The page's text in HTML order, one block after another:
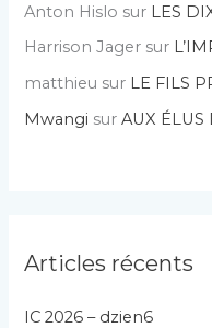
Anton Hislo sur LES
Harrison Jager sur
matthieu sur LE FILS
Mwangi surAUX ÉLUS
Articles récents
IC 2026 – dzien6